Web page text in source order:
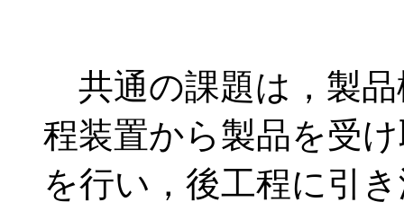
共通の課題は，製品
程装置から製品を受
を行い，後工程に引